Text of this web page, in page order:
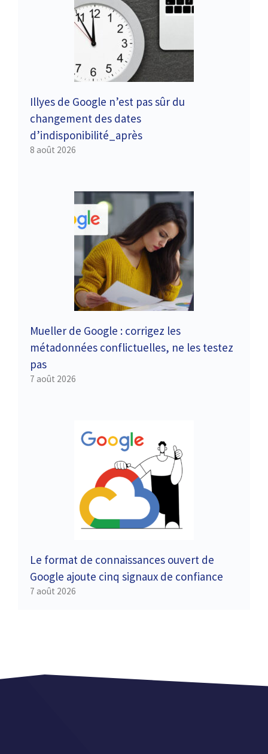
Illyes de Google n’est pas sûr du
changement des dates
d’indisponibilité_après
8 août 2026
Mueller de Google : corrigez les
métadonnées conflictuelles, ne les testez
pas
7 août 2026
Le format de connaissances ouvert de
Google ajoute cinq signaux de confiance
7 août 2026